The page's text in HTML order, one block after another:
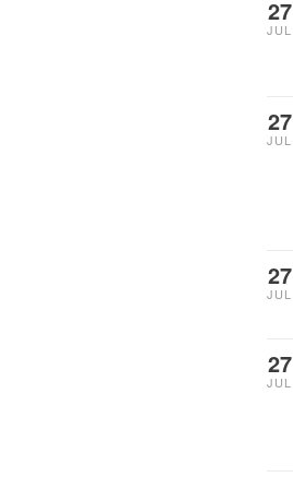
27
JUL
27
JUL
27
JUL
27
JUL